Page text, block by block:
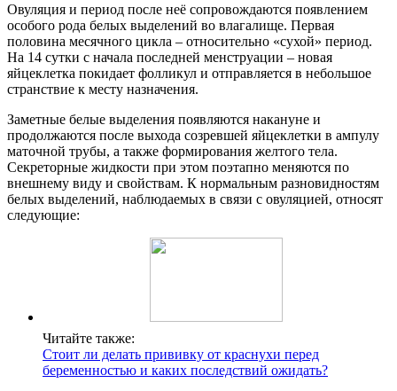
Овуляция и период после неё сопровождаются появлением
особого рода белых выделений во влагалище. Первая
половина месячного цикла – относительно «сухой» период.
На 14 сутки с начала последней менструации – новая
яйцеклетка покидает фолликул и отправляется в небольшое
странствие к месту назначения.
Заметные белые выделения появляются накануне и
продолжаются после выхода созревшей яйцеклетки в ампулу
маточной трубы, а также формирования желтого тела.
Секреторные жидкости при этом поэтапно меняются по
внешнему виду и свойствам. К нормальным разновидностям
белых выделений, наблюдаемых в связи с овуляцией, относят
следующие:
Читайте также:
Стоит ли делать прививку от краснухи перед
беременностью и каких последствий ожидать?